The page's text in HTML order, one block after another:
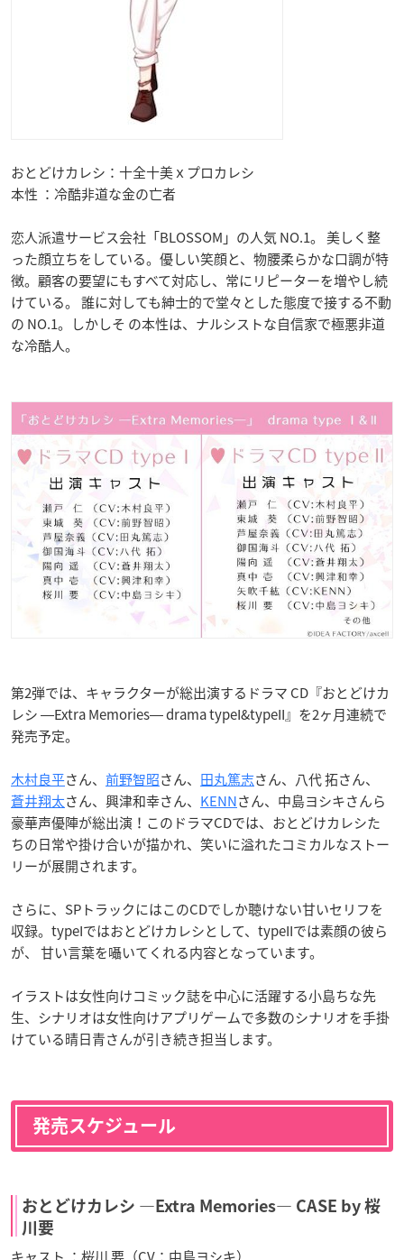
おとどけカレシ：十全十美ｘプロカレシ
本性 ：冷酷非道な金の亡者
恋人派遣サービス会社「BLOSSOM」の人気 NO.1。 美しく整
った顔立ちをしている。優しい笑顔と、物腰柔らかな口調が特
徴。顧客の要望にもすべて対応し、常にリピーターを増やし続
けている。 誰に対しても紳士的で堂々とした態度で接する不動
の NO.1。しかしそ の本性は、ナルシストな自信家で極悪非道
な冷酷人。
第2弾では、キャラクターが総出演するドラマ CD『おとどけカ
レシ ―Extra Memories― drama typeI&typeII』を2ヶ月連続で
発売予定。
木村良平さん、 前野智昭さん、 田丸篤志さん、八代 拓さん、
蒼井翔太さん、興津和幸さん、 KENNさん、中島ヨシキさんら
豪華声優陣が総出演！このドラマCDでは、おとどけカレシた
ちの日常や掛け合いが描かれ、笑いに溢れたコミカルなストー
リーが展開されます。
さらに、SPトラックにはこのCDでしか聴けない甘いセリフを
収録。typeIではおとどけカレシとして、typeIIでは素顔の彼ら
が、 甘い言葉を囁いてくれる内容となっています。
イラストは女性向けコミック誌を中心に活躍する小島ちな先
生、シナリオは女性向けアプリゲームで多数のシナリオを手掛
けている晴日青さんが引き続き担当します。
発売スケジュール
おとどけカレシ ―Extra Memories― CASE by 桜
川要